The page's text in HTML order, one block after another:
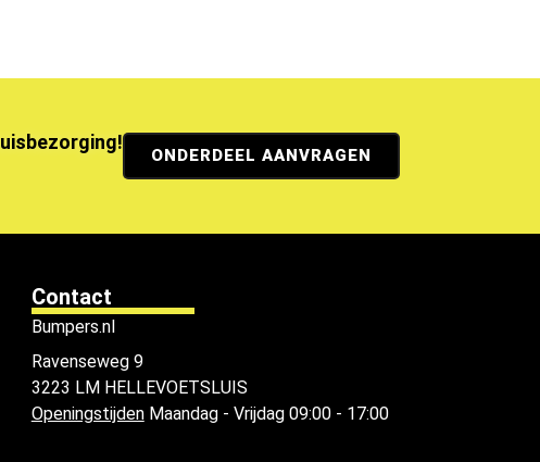
ONDERDEEL AANVRAGEN
Contact
Bumpers.nl
Ravenseweg 9
3223 LM HELLEVOETSLUIS
OpeningstijdenMaandag - Vrijdag 09:00 - 17:00